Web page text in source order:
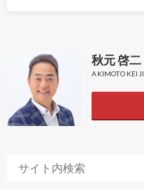
秋元 啓二
AKIMOTO KEIJI